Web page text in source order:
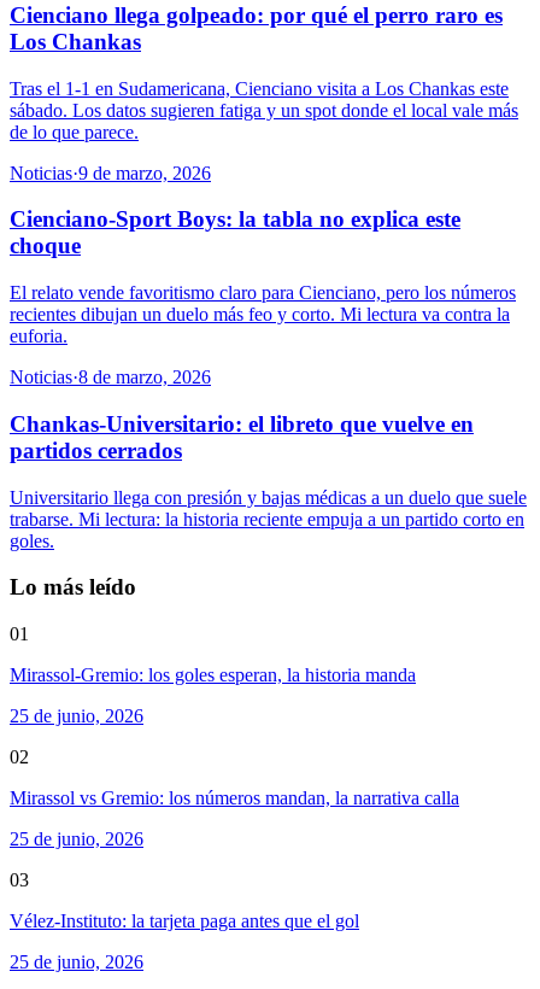
Cienciano llega golpeado: por qué el perro raro es
Los Chankas
Tras el 1-1 en Sudamericana, Cienciano visita a Los Chankas este
sábado. Los datos sugieren fatiga y un spot donde el local vale más
de lo que parece.
Noticias·9 de marzo, 2026
Cienciano-Sport Boys: la tabla no explica este
choque
El relato vende favoritismo claro para Cienciano, pero los números
recientes dibujan un duelo más feo y corto. Mi lectura va contra la
euforia.
Noticias·8 de marzo, 2026
Chankas-Universitario: el libreto que vuelve en
partidos cerrados
Universitario llega con presión y bajas médicas a un duelo que suele
trabarse. Mi lectura: la historia reciente empuja a un partido corto en
goles.
Lo más leído
01
Mirassol-Gremio: los goles esperan, la historia manda
25 de junio, 2026
02
Mirassol vs Gremio: los números mandan, la narrativa calla
25 de junio, 2026
03
Vélez-Instituto: la tarjeta paga antes que el gol
25 de junio, 2026